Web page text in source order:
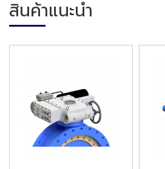
สินค้าแนะนำ